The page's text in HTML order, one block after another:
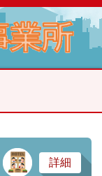
サ
詳細